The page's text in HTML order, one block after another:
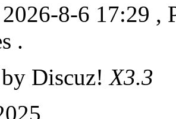
8-6 17:29 ,
.
by Discuz!X3.3